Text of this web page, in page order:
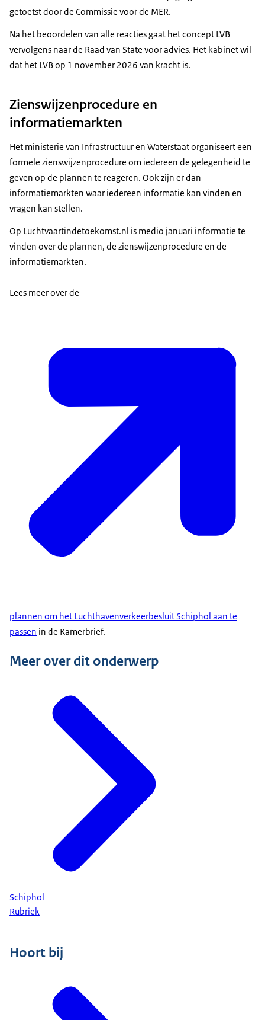
getoetst door de Commissie voor de MER.
Na het beoordelen van alle reacties gaat het concept LVB
vervolgens naar de Raad van State voor advies. Het kabinet wil
dat het LVB op 1 november 2026 van kracht is.
Zienswijzenprocedure en
informatiemarkten
Het ministerie van Infrastructuur en Waterstaat organiseert een
formele zienswijzenprocedure om iedereen de gelegenheid te
geven op de plannen te reageren. Ook zijn er dan
informatiemarkten waar iedereen informatie kan vinden en
vragen kan stellen.
Op Luchtvaartindetoekomst.nl is medio januari informatie te
vinden over de plannen, de zienswijzenprocedure en de
informatiemarkten.
Lees meer over de
plannen om het Luchthavenverkeerbesluit Schiphol aan te
passen in de Kamerbrief.
Meer over dit onderwerp
Schiphol
Rubriek
Hoort bij